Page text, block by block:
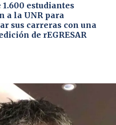
1.600 estudiantes
a la UNR para
sus carreras con una
de rEGRESAR